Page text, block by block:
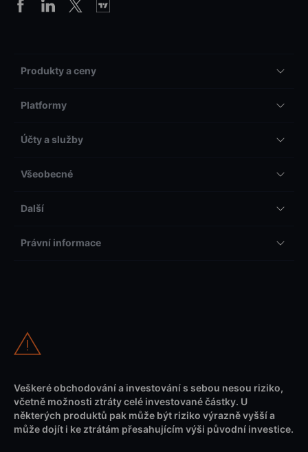
Produkty a ceny
Platformy
Účty a služby
Všeobecné
Další
Právní informace
Veškeré obchodování a investování s sebou nesou riziko,
včetně možnosti ztráty celé investované částky. U
některých produktů pak může být riziko výrazně vyšší a
může dojít i ke ztrátám přesahujícím výši původní investice.